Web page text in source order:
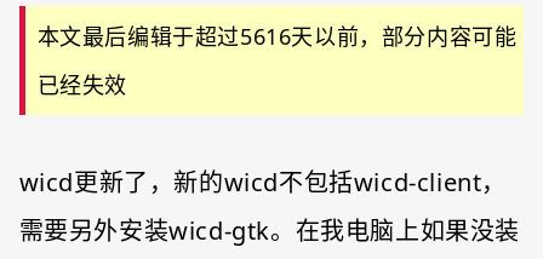
本文最后编辑于超过5616天以前，部分内容可能
已经失效
wicd更新了，新的wicd不包括wicd-client，
需要另外安装wicd-gtk。在我电脑上如果没装